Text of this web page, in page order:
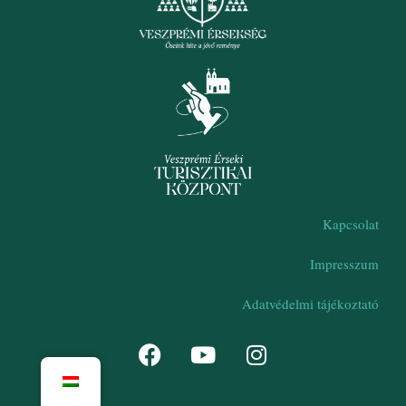
Kapcsolat
Impresszum
Adatvédelmi tájékoztató